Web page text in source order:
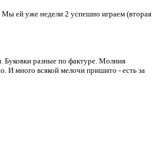
Мы ей уже недели 2 успешно играем (вторая
Буковки разные по фактуре. Молния
И много всякой мелочи пришито - есть за